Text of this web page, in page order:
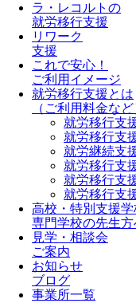
ラ・レコルトの
就労移行支援
リワーク
支援
これで安心！
ご利用イメージ
就労移行支援とは
（ご利用料金など
就労移行支
就労移行支
就労継続支
就労移行支
就労移行支
就労移行支
高校・特別支援学
専門学校の先生方
見学・相談会
ご案内
お知らせ
ブログ
事業所一覧